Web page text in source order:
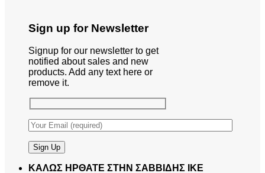
Sign up for Newsletter
Signup for our newsletter to get
notified about sales and new
products. Add any text here or
remove it.
ΚΑΛΩΣ ΗΡΘΑΤΕ ΣΤΗΝ ΣΑΒΒΙΔΗΣ ΙΚΕ